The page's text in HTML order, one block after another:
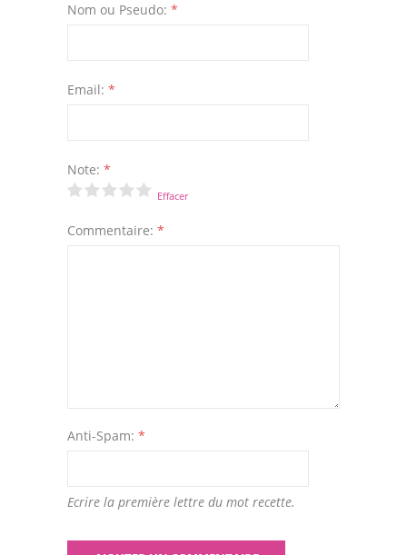
Nom ou Pseudo: *
Email: *
Note: *
Effacer
Commentaire: *
Anti-Spam: *
Ecrire la première lettre du mot recette.